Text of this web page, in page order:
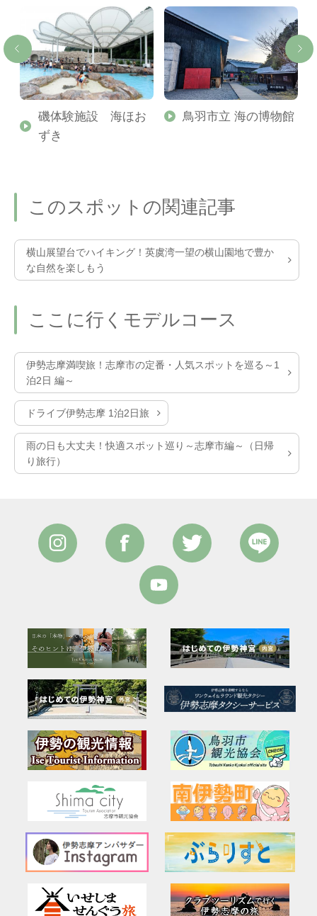
磯体験施設 海ほお
ずき
鳥羽市立 海の博物館
このスポットの関連記事
横山展望台でハイキング！英虞湾一望の横山園地で豊か
な自然を楽しもう
ここに行くモデルコース
伊勢志摩満喫旅！志摩市の定番・人気スポットを巡る～1
泊2日 編～
ドライブ伊勢志摩 1泊2日旅
雨の日も大丈夫！快適スポット巡り～志摩市編～（日帰
り旅行）